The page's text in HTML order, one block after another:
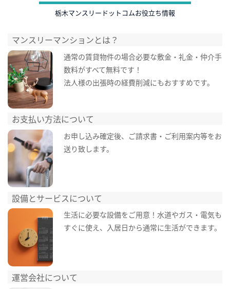
栃木マンスリードットコムお役立ち情報
マンスリーマンションとは？
通常の賃貸物件の場合必要な敷金・礼金・仲介手
数料がすべて無料です！
法人様の出張時の経費削減にもおすすめです。
お支払い方法について
お申し込み確定後、ご請求書・ご利用案内等をお
送り致します。
設備とサービスについて
生活に必要な設備をご用意！水道やガス・電気も
すぐに使え、入居日から通常に生活ができます。
運営会社について